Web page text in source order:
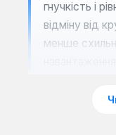
гнучкість і
відміну від
менше